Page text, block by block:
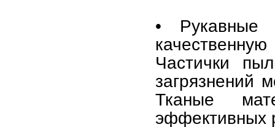
• Рукавные
Частички
загрязнений
Тканые
эффективных